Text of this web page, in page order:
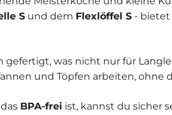
S und dem Flexlöffel S - bietet
was nicht nur für
und Töpfen arbeiten, ohne
BPA-frei ist, kannst du sicher